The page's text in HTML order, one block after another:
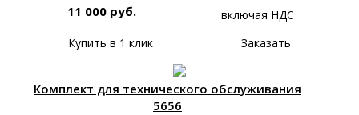
11 000 руб.
включая НДС
Купить в 1 клик
Заказать
Комплект для технического обслуживания
5656